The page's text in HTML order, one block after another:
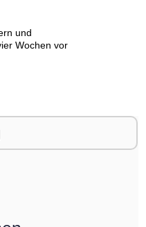
und
Wochen vor